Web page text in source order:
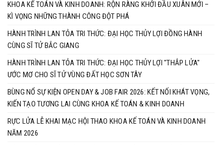
KHOA KẾ TOÁN VÀ KINH DOANH: RỘN RÀNG KHỞI ĐẦU XUÂN MỚI –
KÌ VỌNG NHỮNG THÀNH CÔNG ĐỘT PHÁ
HÀNH TRÌNH LAN TỎA TRI THỨC: ĐẠI HỌC THỦY LỢI ĐỒNG HÀNH
CÙNG SĨ TỬ BẮC GIANG
HÀNH TRÌNH LAN TỎA TRI THỨC: ĐẠI HỌC THỦY LỢI "THẮP LỬA"
ƯỚC MƠ CHO SĨ TỬ VÙNG ĐẤT HỌC SƠN TÂY
BÙNG NỔ SỰ KIỆN OPEN DAY & JOB FAIR 2026: KẾT NỐI KHÁT VỌNG,
KIẾN TẠO TƯƠNG LAI CÙNG KHOA KẾ TOÁN & KINH DOANH
RỰC LỬA LỄ KHAI MẠC HỘI THAO KHOA KẾ TOÁN VÀ KINH DOANH
NĂM 2026